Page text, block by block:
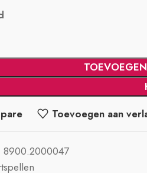
Toevoegen aan
8900.2000047